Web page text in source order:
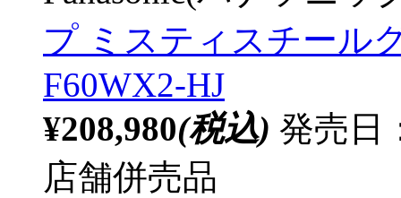
プ ミスティスチール
F60WX2-HJ
¥208,980(税込) 発売日
店舗併売品